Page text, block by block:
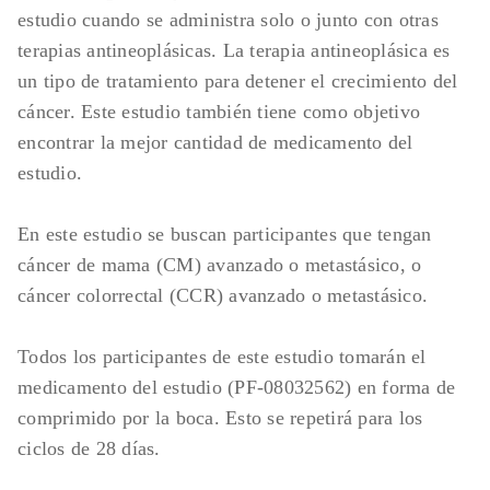
metastásico o avanzado sin
quimioterapia previa para la enfermedad
avanzada o metastásica
Enfermedad medible
Estado general de 0 o 1 según el Grupo
ECOG).
Enfermedad gastrointestinal activa o
antecedentes de enfermedad
gastrointestinal (GI) clínicamente
significativa
Otras anomalías inaceptables según lo
estudio cuando se administra solo o junto con otras
terapias antineoplásicas. La terapia antineoplásica es
un tipo de tratamiento para detener el crecimiento del
cáncer. Este estudio también tiene como objetivo
encontrar la mejor cantidad de medicamento del
estudio.
En este estudio se buscan participantes que tengan
cáncer de mama (CM) avanzado o metastásico, o
cáncer colorrectal (CCR) avanzado o metastásico.
Todos los participantes de este estudio tomarán el
medicamento del estudio (PF-08032562) en forma de
comprimido por la boca. Esto se repetirá para los
ciclos de 28 días.